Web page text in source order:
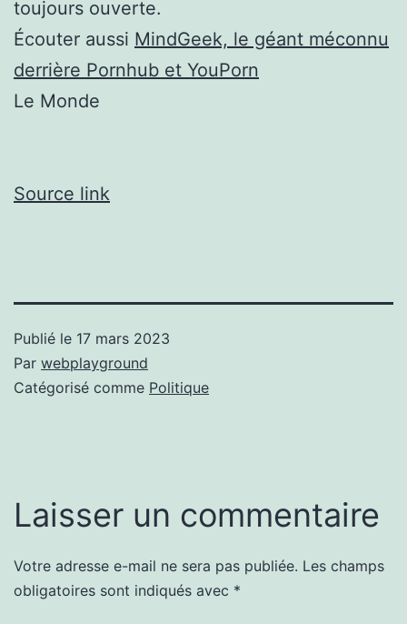
toujours ouverte.
Écouter aussi MindGeek, le géant méconnu
derrière Pornhub et YouPorn
Le Monde
Source link
Publié le 17 mars 2023
Par webplayground
Catégorisé comme Politique
Laisser un commentaire
Votre adresse e-mail ne sera pas publiée. Les champs
obligatoires sont indiqués avec *